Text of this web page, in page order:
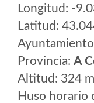
Longitud: -
Latitud:
Provincia: A
Altitud: 324
Huso horario